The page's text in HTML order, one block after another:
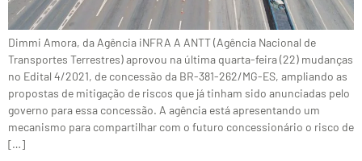
Dimmi Amora, da Agência iNFRA A ANTT (Agência Nacional de
Transportes Terrestres) aprovou na última quarta-feira (22) mudanças
no Edital 4/2021, de concessão da BR-381-262/MG-ES, ampliando as
propostas de mitigação de riscos que já tinham sido anunciadas pelo
governo para essa concessão. A agência está apresentando um
mecanismo para compartilhar com o futuro concessionário o risco de
[…]